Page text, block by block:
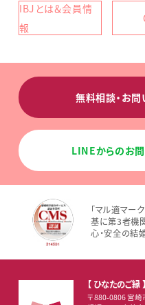
IBJとは＆会員情
報
無料相談・お
LINEからのお
「マル適マー
基に第3者機
心・安全の結
【 ひなたのご縁 】
〒880-0806 宮